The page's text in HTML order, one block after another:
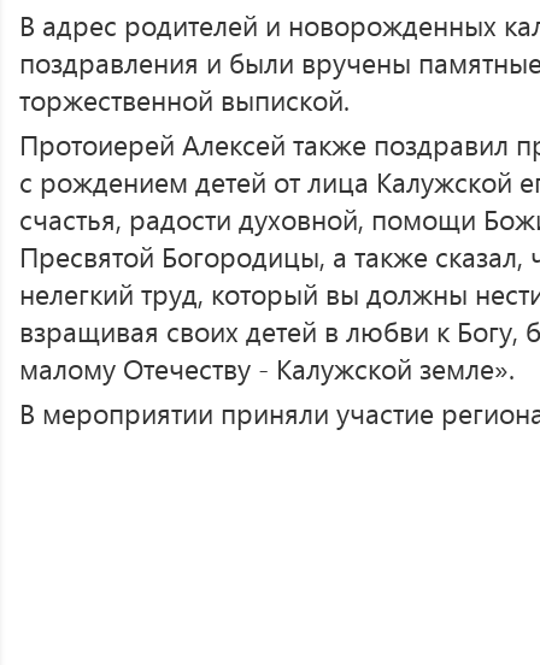
В адрес родителей и новорожденных
поздравления и были вручены
торжественной выпиской.
Протоиерей Алексей также поздравил
с рождением детей от лица Калужской
счастья, радости духовной, помощи
Пресвятой Богородицы, а также сказал,
нелегкий труд, который вы должны
взращивая своих детей в любви к
малому Отечеству - Калужской земле».
В мероприятии приняли участие